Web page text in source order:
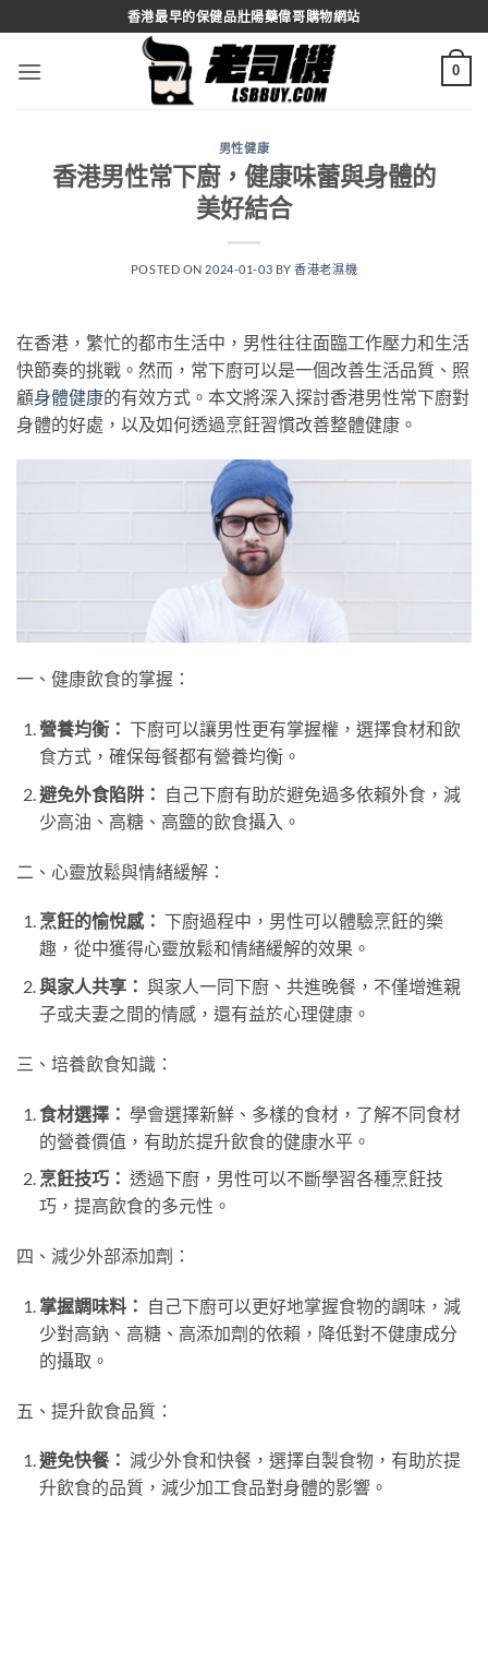
to
content
香港最早的保健品壯陽藥偉哥購物網站
0
男性健康
香港男性常下廚，健康味蕾與身體的
美好結合
POSTED ON 2024-01-03 BY香港老濕機
在香港，繁忙的都市生活中，男性往往面臨工作壓力和生活
快節奏的挑戰。然而，常下廚可以是一個改善生活品質、照
顧身體健康的有效方式。本文將深入探討香港男性常下廚對
身體的好處，以及如何透過烹飪習慣改善整體健康。
一、健康飲食的掌握：
營養均衡： 下廚可以讓男性更有掌握權，選擇食材和飲
食方式，確保每餐都有營養均衡。
避免外食陷阱： 自己下廚有助於避免過多依賴外食，減
少高油、高糖、高鹽的飲食攝入。
二、心靈放鬆與情緒緩解：
烹飪的愉悅感： 下廚過程中，男性可以體驗烹飪的樂
趣，從中獲得心靈放鬆和情緒緩解的效果。
與家人共享： 與家人一同下廚、共進晚餐，不僅增進親
子或夫妻之間的情感，還有益於心理健康。
三、培養飲食知識：
食材選擇： 學會選擇新鮮、多樣的食材，了解不同食材
的營養價值，有助於提升飲食的健康水平。
烹飪技巧： 透過下廚，男性可以不斷學習各種烹飪技
巧，提高飲食的多元性。
四、減少外部添加劑：
掌握調味料： 自己下廚可以更好地掌握食物的調味，減
少對高鈉、高糖、高添加劑的依賴，降低對不健康成分
的攝取。
五、提升飲食品質：
避免快餐： 減少外食和快餐，選擇自製食物，有助於提
升飲食的品質，減少加工食品對身體的影響。